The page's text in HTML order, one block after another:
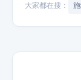
大家都在搜：